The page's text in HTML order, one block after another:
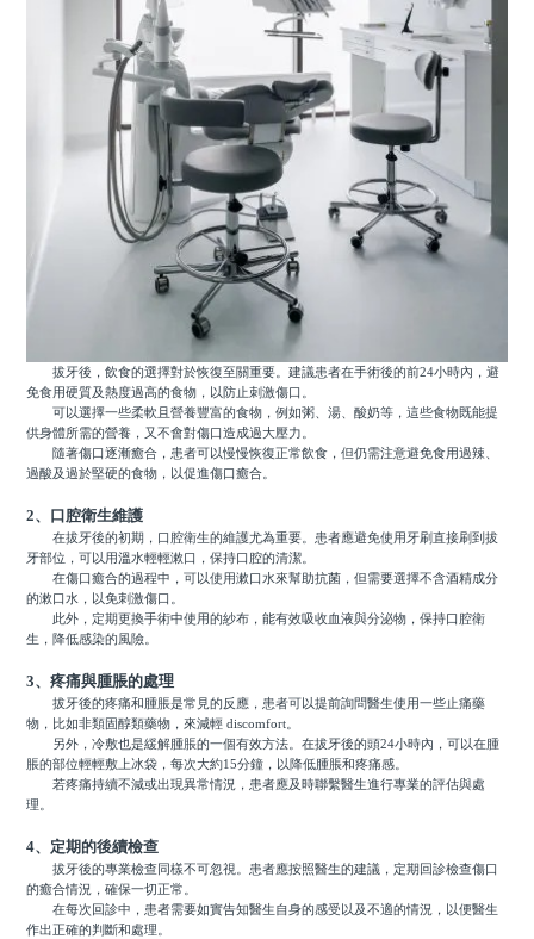
拔牙後，飲食的選擇對於恢復至關重要。建議患者在手術後的前24小時內，避
免食用硬質及熱度過高的食物，以防止刺激傷口。
可以選擇一些柔軟且營養豐富的食物，例如粥、湯、酸奶等，這些食物既能提
供身體所需的營養，又不會對傷口造成過大壓力。
隨著傷口逐漸癒合，患者可以慢慢恢復正常飲食，但仍需注意避免食用過辣、
過酸及過於堅硬的食物，以促進傷口癒合。
2、口腔衛生維護
在拔牙後的初期，口腔衛生的維護尤為重要。患者應避免使用牙刷直接刷到拔
牙部位，可以用溫水輕輕漱口，保持口腔的清潔。
在傷口癒合的過程中，可以使用漱口水來幫助抗菌，但需要選擇不含酒精成分
的漱口水，以免刺激傷口。
此外，定期更換手術中使用的紗布，能有效吸收血液與分泌物，保持口腔衛
生，降低感染的風險。
3、疼痛與腫脹的處理
拔牙後的疼痛和腫脹是常見的反應，患者可以提前詢問醫生使用一些止痛藥
物，比如非類固醇類藥物，來減輕 discomfort。
另外，冷敷也是緩解腫脹的一個有效方法。在拔牙後的頭24小時內，可以在腫
脹的部位輕輕敷上冰袋，每次大約15分鐘，以降低腫脹和疼痛感。
若疼痛持續不減或出現異常情況，患者應及時聯繫醫生進行專業的評估與處
理。
4、定期的後續檢查
拔牙後的專業檢查同樣不可忽視。患者應按照醫生的建議，定期回診檢查傷口
的癒合情況，確保一切正常。
在每次回診中，患者需要如實告知醫生自身的感受以及不適的情況，以便醫生
作出正確的判斷和處理。